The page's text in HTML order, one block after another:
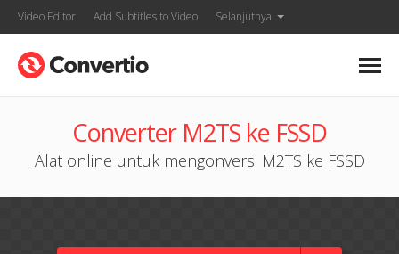
Video Editor Add Subtitles to Video Selanjutnya
Converter M2TS ke FSSD
Alat online untuk mengonversi M2TS ke FSSD